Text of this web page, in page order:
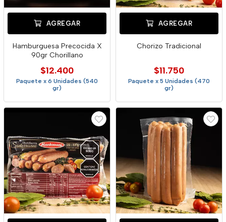
AGREGAR
Hamburguesa Precocida X
90gr Chorillano
$12.400
Paquete x 6 Unidades (540
gr)
AGREGAR
Chorizo Tradicional
$11.750
Paquete x 5 Unidades (470
gr)